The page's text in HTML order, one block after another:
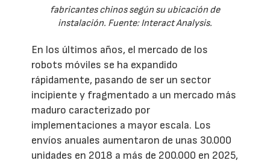
fabricantes chinos según su ubicación de
instalación. Fuente: Interact Analysis.
En los últimos años, el mercado de los
robots móviles se ha expandido
rápidamente, pasando de ser un sector
incipiente y fragmentado a un mercado más
maduro caracterizado por
implementaciones a mayor escala. Los
envíos anuales aumentaron de unas 30.000
unidades en 2018 a más de 200.000 en 2025,